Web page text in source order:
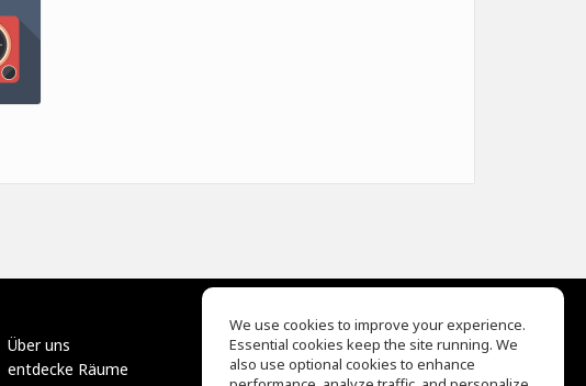
Über uns
entdecke Räume
EQ Ear Training
Drum Machine
We use cookies to improve your experience.
Essential cookies keep the site running. We
also use optional cookies to enhance